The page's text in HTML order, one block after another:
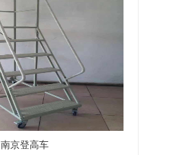
南京登高车